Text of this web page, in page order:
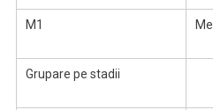
M1
Grupare pe stadii